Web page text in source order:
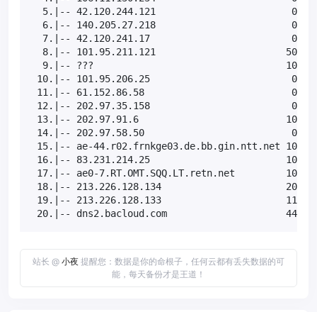
5.|-- 42.120.244.121
6.|-- 140.205.27.218
7.|-- 42.120.241.17
8.|-- 101.95.211.121
9.|-- ???
10.|-- 101.95.206.25                         0.0%
11.|-- 61.152.86.58                          0.0%
12.|-- 202.97.35.158                         0.0%
13.|-- 202.97.91.6                          10.0%
14.|-- 202.97.58.50                          0.0%
15.|-- ae-44.r02.frnkge03.de.bb.gin.ntt.net
16.|-- 83.231.214.25                        10.0%
17.|-- ae0-7.RT.OMT.SQQ.LT.retn.net
18.|-- 213.226.128.134                      20.0%
19.|-- 213.226.128.133                      11.1%
20.|-- dns2.bacloud.com                     44.4%
站长 @ 小夜 提醒您：数据是你的命根子，任何云都有丢失数据的可
能，每天备份才是王道！